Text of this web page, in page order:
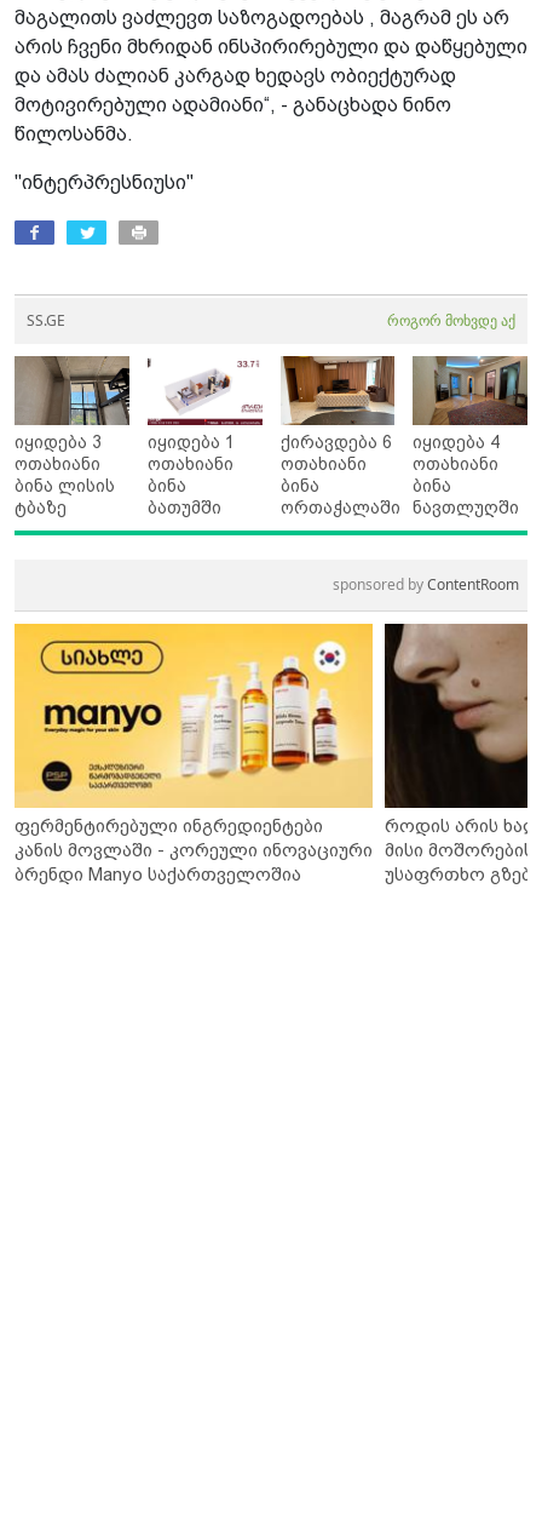
მაგალითს ვაძლევთ საზოგადოებას , მაგრამ ეს არ
არის ჩვენი მხრიდან ინსპირირებული და დაწყებული
და ამას ძალიან კარგად ხედავს ობიექტურად
მოტივირებული ადამიანი“, - განაცხადა ნინო
წილოსანმა.
"ინტერპრესნიუსი"
SS.GE როგორ მოხვდე აქ
იყიდება 3
ოთახიანი
ბინა ლისის
ტბაზე
იყიდება 1
ოთახიანი
ბინა
ბათუმში
ქირავდება 6
ოთახიანი
ბინა
ორთაჭალაში
იყიდება 4
ოთახიანი
ბინა
ნავთლუღში
sponsored byContentRoom
ფერმენტირებული ინგრედიენტები
კანის მოვლაში - კორეული ინოვაციური
ბრენდი Manyo საქართველოშია
როდის არის
მისი მოშორების
უსაფრთხო გზები